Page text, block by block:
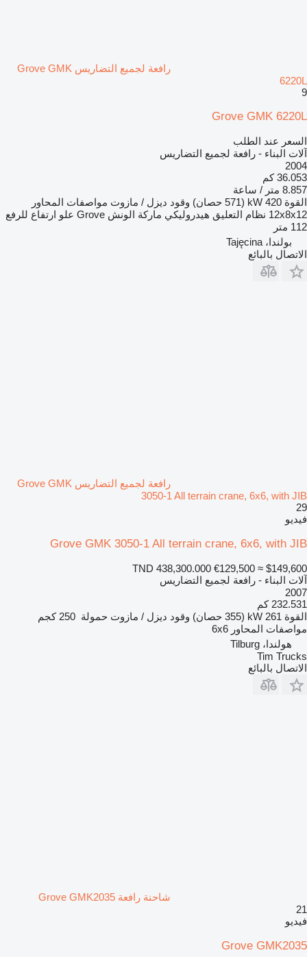
رافعة لجميع التضاريس Grove GMK
6220L
9
Grove GMK 6220L
السعر عند الطلب
آلات البناء - رافعة لجميع التضاريس
2004
36.053 كم
8.857 متر / ساعة
القوة 420 kW (571 حصان) وقود ديزل / مازوت مواصفات المحاور
12x8x12 نظام التعليق هيدروليكي ماركة الونش Grove علو ارتفاع للرفع
112 متر
بولندا، Tajęcina
الاتصال بالبائع
رافعة لجميع التضاريس Grove GMK
3050-1 All terrain crane, 6x6, with JIB
29
فيديو
Grove GMK 3050-1 All terrain crane, 6x6, with JIB
TND 438,300.000 €129,500 ≈ $149,600
آلات البناء - رافعة لجميع التضاريس
2007
232.531 كم
القوة 261 kW (355 حصان) وقود ديزل / مازوت حمولة 250 كجم
مواصفات المحاور 6x6
هولندا، Tilburg
Tim Trucks
الاتصال بالبائع
شاحنة رافعة Grove GMK2035
21
فيديو
Grove GMK2035